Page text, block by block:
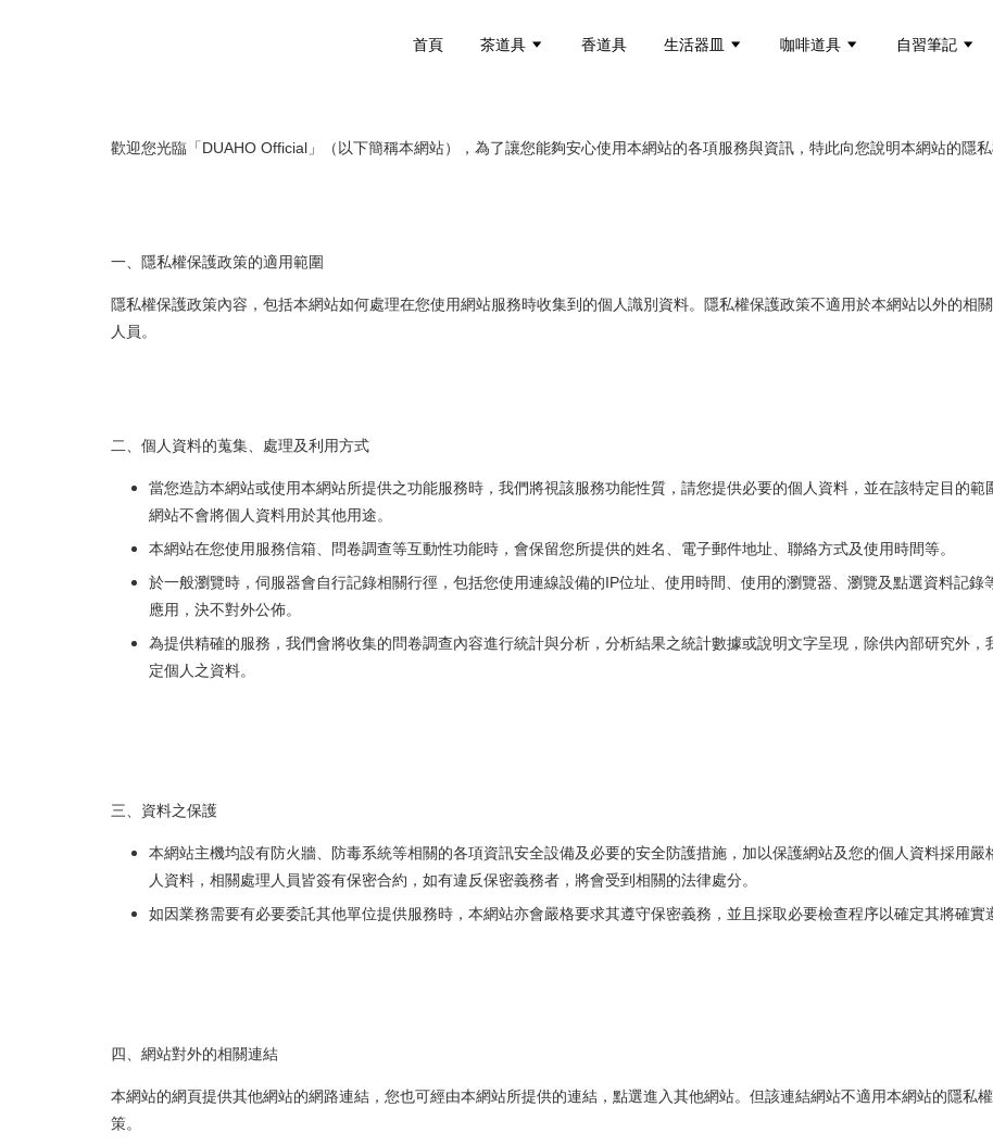
首頁 茶道具 香道具 生活器皿 咖啡道具 自習筆記
歡迎您光臨「DUAHO Official」（以下簡稱本網站），為了讓您能夠安心使用本網站的各項服務與資訊，特此向您說明本網站的隱
一、隱私權保護政策的適用範圍
隱私權保護政策內容，包括本網站如何處理在您使用網站服務時收集到的個人識別資料。隱私權保護政策不適用於本網站以外的相
人員。
二、個人資料的蒐集、處理及利用方式
當您造訪本網站或使用本網站所提供之功能服務時，我們將視該服務功能性質，請您提供必要的個人資料，並在該特定目的
網站不會將個人資料用於其他用途。
本網站在您使用服務信箱、問卷調查等互動性功能時，會保留您所提供的姓名、電子郵件地址、聯絡方式及使用時間等。
於一般瀏覽時，伺服器會自行記錄相關行徑，包括您使用連線設備的IP位址、使用時間、使用的瀏覽器、瀏覽及點選資料記
應用，決不對外公佈。
為提供精確的服務，我們會將收集的問卷調查內容進行統計與分析，分析結果之統計數據或說明文字呈現，除供內部研究外
定個人之資料。
三、資料之保護
本網站主機均設有防火牆、防毒系統等相關的各項資訊安全設備及必要的安全防護措施，加以保護網站及您的個人資料採用
人資料，相關處理人員皆簽有保密合約，如有違反保密義務者，將會受到相關的法律處分。
如因業務需要有必要委託其他單位提供服務時，本網站亦會嚴格要求其遵守保密義務，並且採取必要檢查程序以確定其將確實
四、網站對外的相關連結
本網站的網頁提供其他網站的網路連結，您也可經由本網站所提供的連結，點選進入其他網站。但該連結網站不適用本網站的隱私
策。